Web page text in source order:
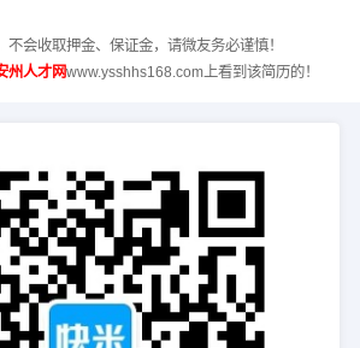
会收取押金、保证金，请微友务必谨慎！
州人才网www.ysshhs168.com上看到该简历的！